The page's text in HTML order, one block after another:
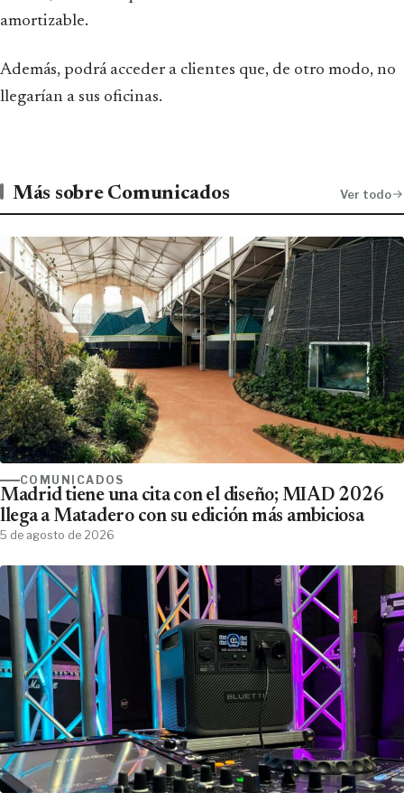
amortizable.
Además, podrá acceder a clientes que, de otro modo, no
llegarían a sus oficinas.
Más sobre Comunicados Ver todo
COMUNICADOS
Madrid tiene una cita con el diseño; MIAD 2026
llega a Matadero con su edición más ambiciosa
5 de agosto de 2026